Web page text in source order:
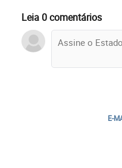
Leia 0 comentários
E-